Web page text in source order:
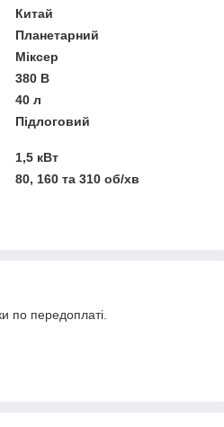
Китай
Планетарний
Міксер
380 В
40 л
Підлоговий
1,5 кВт
80, 160 та 310 об/хв
по передоплаті.